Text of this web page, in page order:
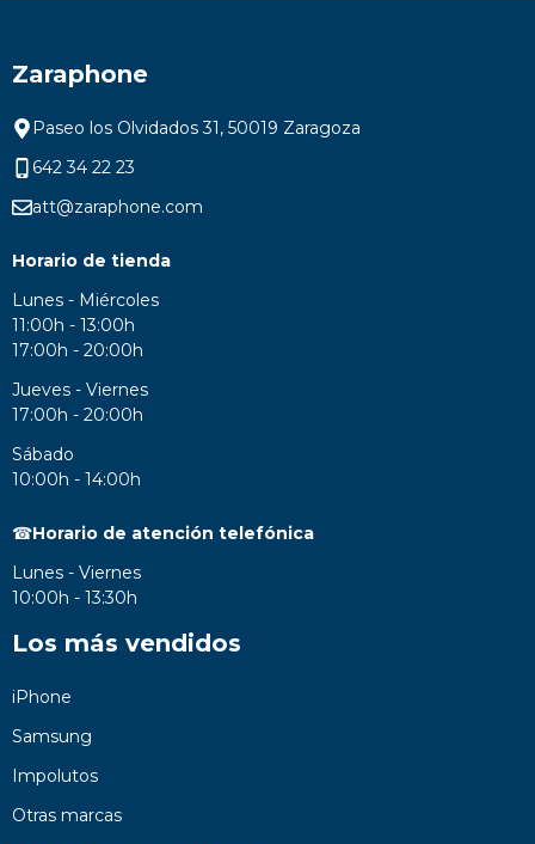
Zaraphone
Paseo los Olvidados 31, 50019 Zaragoza
642 34 22 23
att@zaraphone.com
Horario de tienda
Lunes - Miércoles
11:00h - 13:00h
17:00h - 20:00h
Jueves - Viernes
17:00h - 20:00h
Sábado
10:00h - 14:00h
☎Horario de atención telefónica
Lunes - Viernes
10:00h - 13:30h
Los más vendidos
iPhone
Samsung
Impolutos
Otras marcas